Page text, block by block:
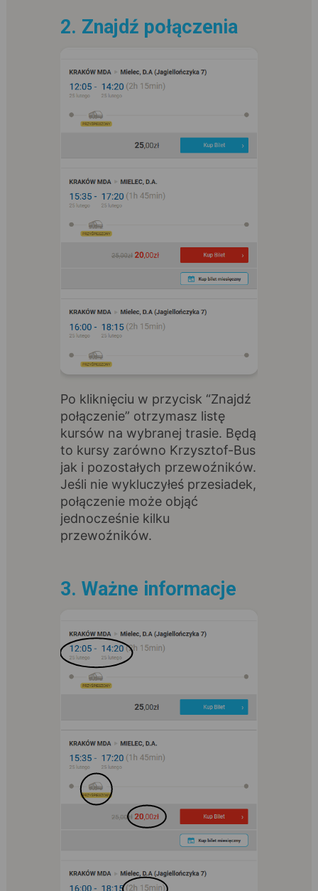
2. Znajdź połączenia
Po kliknięciu w przycisk “Znajdź
połączenie” otrzymasz listę
kursów na wybranej trasie. Będą
to kursy zarówno Krzysztof-Bus
jak i pozostałych przewoźników.
Jeśli nie wykluczyłeś przesiadek,
połączenie może objąć
jednocześnie kilku
przewoźników.
3. Ważne informacje